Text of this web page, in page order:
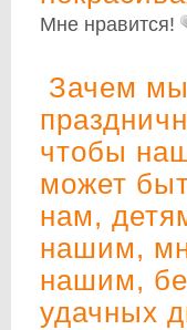
Мне нравится!
Зачем мы
чтобы
может
нам,
нашим,
нашим,
удачных